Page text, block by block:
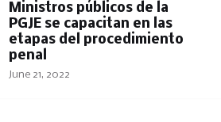
Ministros públicos de la
PGJE se capacitan en las
etapas del procedimiento
penal
June 21, 2022